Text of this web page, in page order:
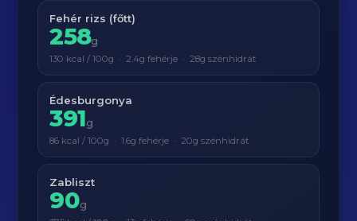
Fehér rizs (főtt)
258g
130 kcal / 100g · 2.4g fehérje · 28g szénhidrát
Édesburgonya
391g
86 kcal / 100g · 1.6g fehérje · 20g szénhidrát
Zabliszt
90g